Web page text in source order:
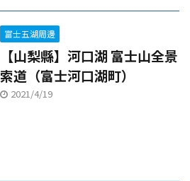
富士五湖周邊
【山梨縣】河口湖 富士山全景
索道（富士河口湖町）
2021/4/19